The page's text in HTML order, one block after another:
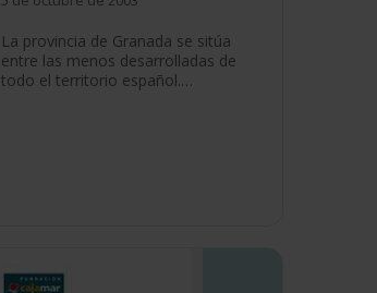
La provincia de Granada se sitúa
entre las menos desarrolladas de
todo el territorio español.…